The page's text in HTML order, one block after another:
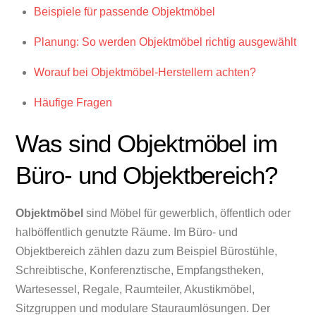
Beispiele für passende Objektmöbel
Planung: So werden Objektmöbel richtig ausgewählt
Worauf bei Objektmöbel-Herstellern achten?
Häufige Fragen
Was sind Objektmöbel im
Büro- und Objektbereich?
Objektmöbel sind Möbel für gewerblich, öffentlich oder
halböffentlich genutzte Räume. Im Büro- und
Objektbereich zählen dazu zum Beispiel Bürostühle,
Schreibtische, Konferenztische, Empfangstheken,
Wartesessel, Regale, Raumteiler, Akustikmöbel,
Sitzgruppen und modulare Stauraumlösungen. Der